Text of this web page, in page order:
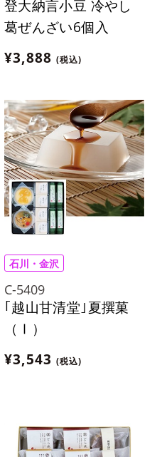
登大納言小豆 冷やし
葛ぜんざい6個入
¥3,888 (税込)
石川・金沢
C-5409
｢越山甘清堂｣夏撰菓
（Ⅰ）
¥3,543 (税込)